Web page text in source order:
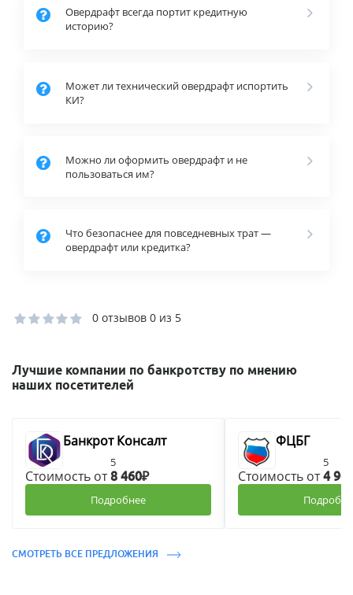
Овердрафт всегда портит кредитную
историю?
Может ли технический овердрафт испортить
КИ?
Можно ли оформить овердрафт и не
пользоваться им?
Что безопаснее для повседневных трат —
овердрафт или кредитка?
0 отзывов 0 из 5
Лучшие компании по банкротству по мнению
наших посетителей
Банкрот Консалт
5
Стоимость от8 460₽
Подробнее
ФЦБГ
5
Стоимость от4
СМОТРЕТЬ ВСЕ ПРЕДЛОЖЕНИЯ